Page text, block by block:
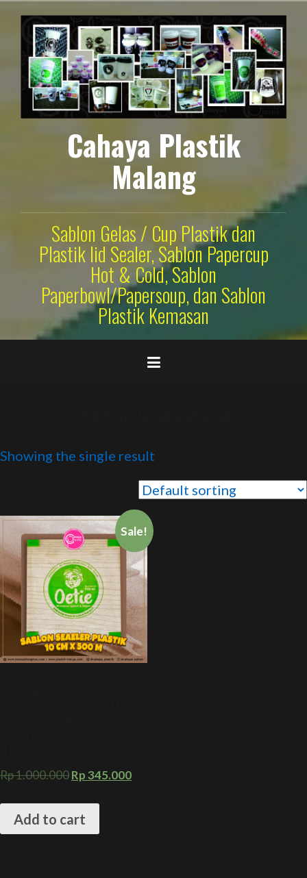
konten
Cahaya Plastik
Malang
Sablon Gelas / Cup Plastik dan
Plastik lid Sealer, Sablon Papercup
Hot & Cold, Sablon
Paperbowl/Papersoup, dan Sablon
Plastik Kemasan
Showing the single result
Sale!
Rp1.000.000Rp345.000
Add to cart